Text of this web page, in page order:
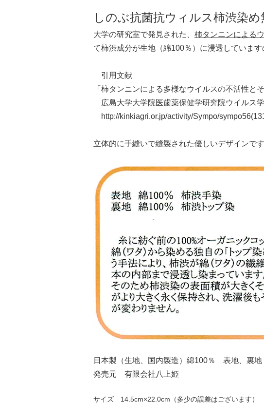
しのぶ抗菌抗ウィルス柿渋染
大学の研究室で発見された、 柿タンニンによる
て柿渋成分が生地（綿100％）に浸透していま
引用文献
「柿タンニンによる多様なウイルスの不活性とそ
広島大学大学院医歯薬保健学研究院ウイルス
http://kinkiagri.or.jp/activity/Sympo/
立体的に手縫いで縫製された優しいデザインで
日本製（生地、国内製造）綿100％ 表地、裏
発売元 有限会社八上姫
サイズ 14.5cm×22.0cm（多少の誤差はございます）